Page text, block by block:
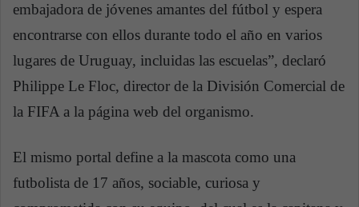
embajadora de jóvenes amantes del fútbol y espera
encontrarse con ellos durante todo el año en varios
lugares de Uruguay, incluidas las escuelas”, declaró
Philippe Le Floc, director de la División Comercial de
la FIFA a la página web del organismo.
El mismo portal define a la mascota como una
futbolista de 17 años, sociable, curiosa y